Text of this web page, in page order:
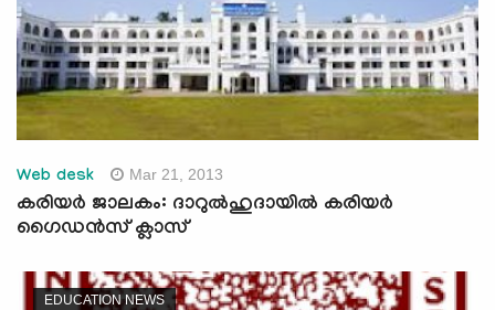
Web desk Mar 21, 2013
കരിയര്‍ ജാലകം: ദാറുല്‍ഹുദായില്‍ കരിയര്‍
ഗൈഡന്‍സ് ക്ലാസ്
EDUCATION NEWS